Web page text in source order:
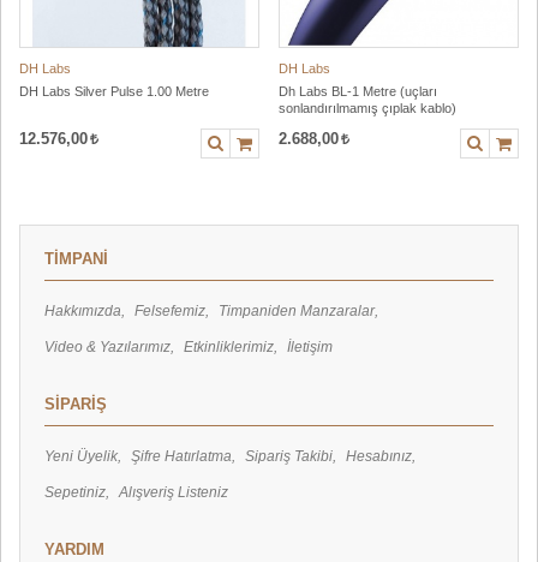
DH Labs
DH Labs Silver Pulse 1.00 Metre
12.576,00
DH Labs
Dh Labs BL-1 Metre (uçları
sonlandırılmamış çıplak kablo)
2.688,00
TİMPANİ
Hakkımızda Felsefemiz Timpaniden Manzaralar
Video & Yazılarımız Etkinliklerimiz İletişim
SİPARİŞ
Yeni Üyelik Şifre Hatırlatma Sipariş Takibi Hesabınız
Sepetiniz Alışveriş Listeniz
YARDIM